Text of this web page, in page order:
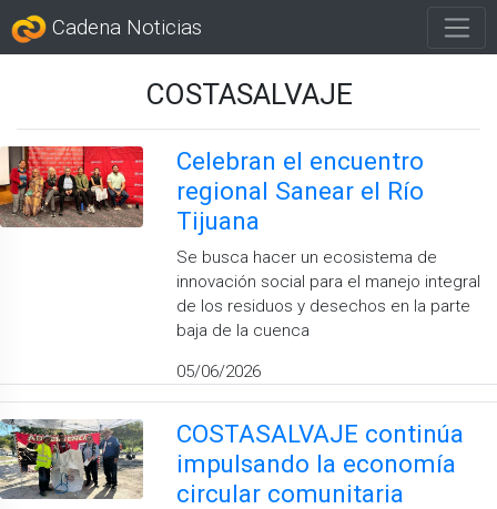
Cadena Noticias
COSTASALVAJE
Celebran el encuentro
regional Sanear el Río
Tijuana
Se busca hacer un ecosistema de
innovación social para el manejo integral
de los residuos y desechos en la parte
baja de la cuenca
05/06/2026
COSTASALVAJE continúa
impulsando la economía
circular comunitaria